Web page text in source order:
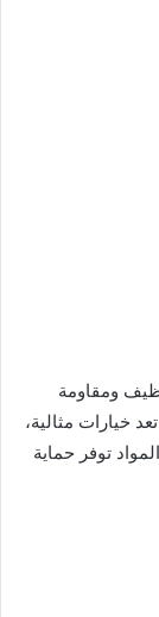
ومقاومة
خيارات مثالية،
توفر حماية